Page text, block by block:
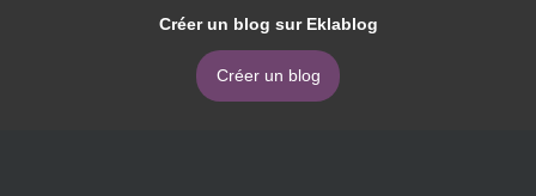
Créer un blog sur Eklablog
Créer un blog